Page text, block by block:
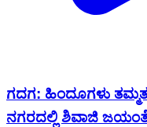
ಗದಗ: ಹಿಂದೂಗಳು
ನಗರದಲ್ಲಿ ಶಿವಾಜಿ